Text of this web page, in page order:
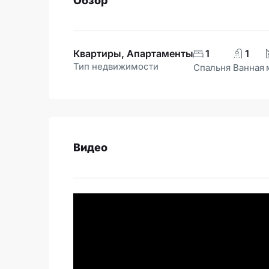
Квартиры, Апартаменты
Тип недвижимости
1
Спальня
1
Ванная
Видео